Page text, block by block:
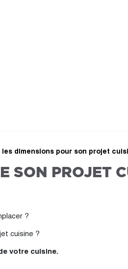
les dimensions pour son projet
SON PROJET
?
cuisine ?
votre cuisine.